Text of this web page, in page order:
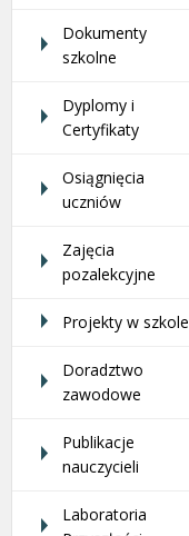
Dokumenty
szkolne
Dyplomy i
Certyfikaty
Osiągnięcia
uczniów
Zajęcia
pozalekcyjne
Projekty w szkole
Doradztwo
zawodowe
Publikacje
nauczycieli
Laboratoria